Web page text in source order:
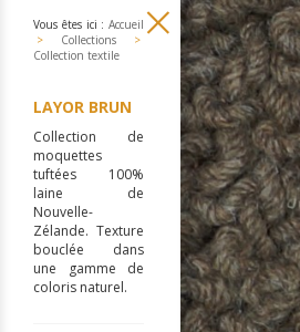
Vous êtes ici : Accueil
>
Collections
>
Collection textile
LAYOR BRUN
Collection de
moquettes
tuftées 100%
laine de
Nouvelle-
Zélande. Texture
bouclée dans
une gamme de
coloris naturel.